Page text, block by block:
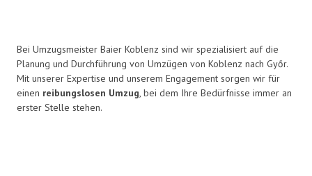
Bei Umzugsmeister Baier Koblenz sind wir spezialisiert auf die
Planung und Durchführung von Umzügen von Koblenz nach Győr.
Mit unserer Expertise und unserem Engagement sorgen wir für
einen reibungslosen Umzug, bei dem Ihre Bedürfnisse immer an
erster Stelle stehen.